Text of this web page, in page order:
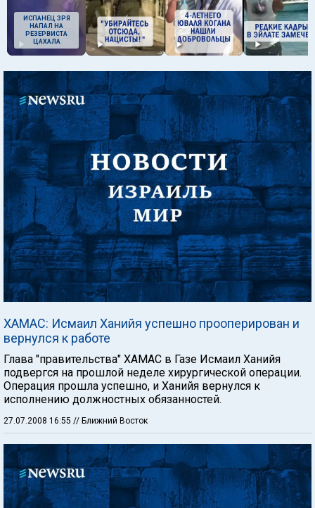
ИСПАНЕЦ ЗРЯ
НАПАЛ НА
РЕЗЕРВИСТА
ЦАХАЛА
ХАМАС: Исмаил Ханийя успешно прооперирован и
вернулся к работе
Глава "правительства" ХАМАС в Газе Исмаил Ханийя
подвергся на прошлой неделе хирургической операции.
Операция прошла успешно, и Ханийя вернулся к
исполнению должностных обязанностей.
27.07.2008 16:55 // Ближний Восток